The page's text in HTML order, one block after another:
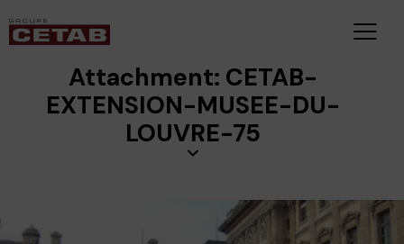
Attachment: CETAB-
EXTENSION-MUSEE-DU-
LOUVRE-75